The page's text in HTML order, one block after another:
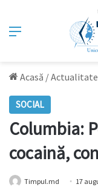
Meniu
Acasă /Actualitate
SOCIAL
Columbia:
cocaină,
Timpul.md 17